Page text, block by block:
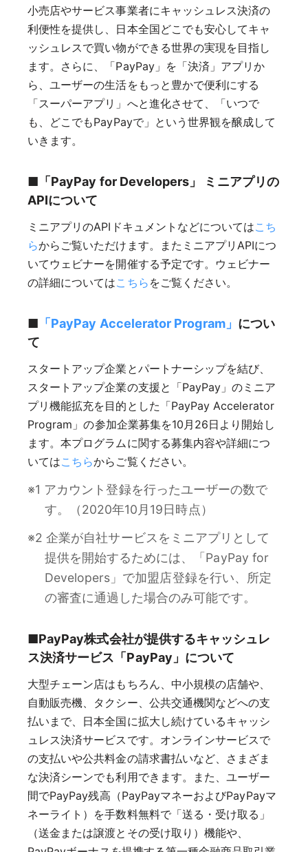
小売店やサービス事業者にキャッシュレス決済の
利便性を提供し、日本全国どこでも安心してキャ
ッシュレスで買い物ができる世界の実現を目指し
ます。さらに、「PayPay」を「決済」アプリか
ら、ユーザーの生活をもっと豊かで便利にする
「スーパーアプリ」へと進化させて、「いつで
も、どこでもPayPayで」という世界観を醸成して
いきます。
■「PayPay for Developers」 ミニアプリの
APIについて
ミニアプリのAPIドキュメントなどについてはこち
らからご覧いただけます。またミニアプリAPIにつ
いてウェビナーを開催する予定です。ウェビナー
の詳細についてはこちら をご覧ください。
■ 「PayPay Accelerator Program」 につい
て
スタートアップ企業とパートナーシップを結び、
スタートアップ企業の支援と「PayPay」のミニア
プリ機能拡充を目的とした「PayPay Accelerator
Program」の参加企業募集を10月26日より開始し
ます。本プログラムに関する募集内容や詳細につ
いてはこちらからご覧ください。
※1 アカウント登録を行ったユーザーの数で
す。（2020年10月19日時点）
※2 企業が自社サービスをミニアプリとして
提供を開始するためには、「PayPay for
Developers」で加盟店登録を行い、所定
の審査に通過した場合のみ可能です。
■PayPay株式会社が提供するキャッシュレ
ス決済サービス「PayPay」について
大型チェーン店はもちろん、中小規模の店舗や、
自動販売機、タクシー、公共交通機関などへの支
払いまで、日本全国に拡大し続けているキャッシ
ュレス決済サービスです。オンラインサービスで
の支払いや公共料金の請求書払いなど、さまざま
な決済シーンでも利用できます。また、ユーザー
間でPayPay残高（PayPayマネーおよびPayPayマ
ネーライト）を手数料無料で「送る・受け取る」
（送金または譲渡とその受け取り）機能や、